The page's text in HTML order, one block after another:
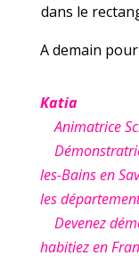
dans le
A demain
Katia
Animatrice
les-Bains en
les
Devenez
habitiez en